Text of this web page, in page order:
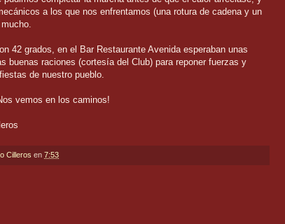
a los que nos enfrentamos (una rotura de cadena y un
42 grados, en el Bar Restaurante Avenida esperaban unas
buenas raciones (cortesía del Club) para reponer fuerzas y
de nuestro pueblo.
vemos en los caminos!
Cilleros en 7:53